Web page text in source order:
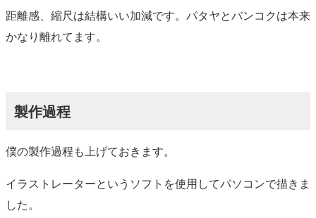
距離感、縮尺は結構いい加減です。パタヤとバンコクは本来
かなり離れてます。
製作過程
僕の製作過程も上げておきます。
イラストレーターというソフトを使用してパソコンで描きま
した。